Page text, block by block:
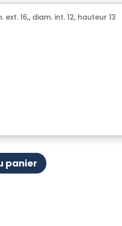
16,, diam. int. 12, hauteur 13
panier